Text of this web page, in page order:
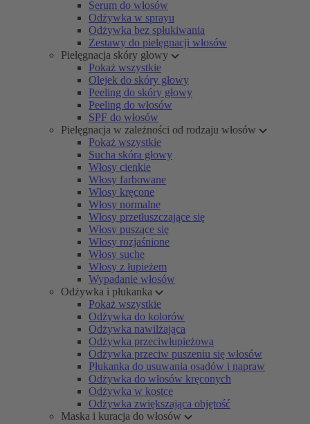
Serum do włosów
Odżywka w sprayu
Odżywka bez spłukiwania
Zestawy do pielęgnacji włosów
Pielęgnacja skóry głowy
Pokaż wszystkie
Olejek do skóry głowy
Peeling do skóry głowy
Peeling do włosów
SPF do włosów
Pielęgnacja w zależności od rodzaju włosów
Pokaż wszystkie
Sucha skóra głowy
Włosy cienkie
Włosy farbowane
Włosy kręcone
Włosy normalne
Włosy przetłuszczające się
Włosy puszące się
Włosy rozjaśnione
Włosy suche
Włosy z łupieżem
Wypadanie włosów
Odżywka i płukanka
Pokaż wszystkie
Odżywka do kolorów
Odżywka nawilżająca
Odżywka przeciwłupieżowa
Odżywka przeciw puszeniu się włosów
Płukanka do usuwania osadów i napraw
Odżywka do włosów kręconych
Odżywka w kostce
Odżywka zwiększająca objętość
Maska i kuracja do włosów